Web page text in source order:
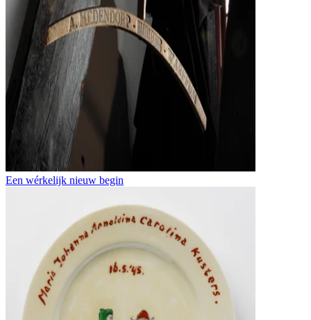
Een wérkelijk nieuw begin